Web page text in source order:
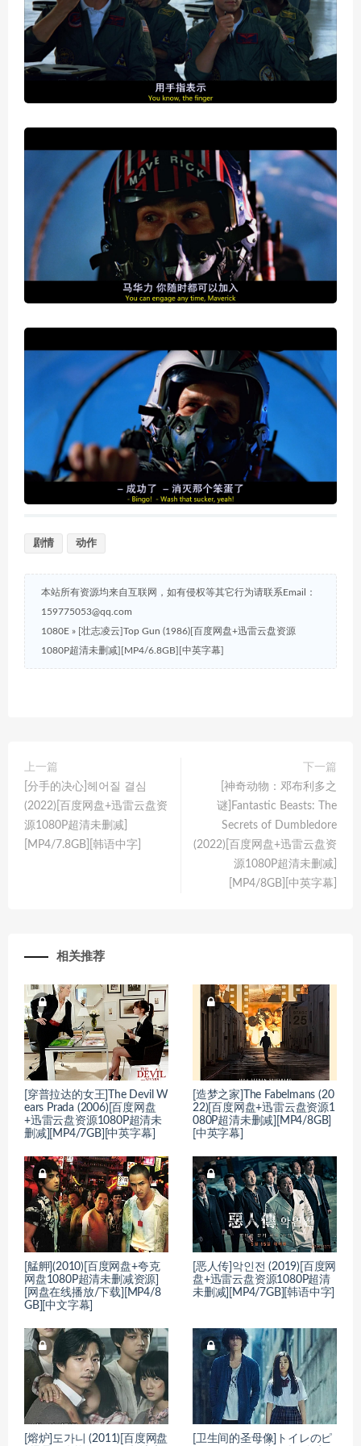
剧情 动作
本站所有资源均来自互联网，如有侵权等其它行为请联系Email：
159775053@qq.com
1080E » [壮志凌云]Top Gun (1986)[百度网盘+迅雷云盘资源
1080P超清未删减][MP4/6.8GB][中英字幕]
上一篇
[分手的决心]헤어질 결심
(2022)[百度网盘+迅雷云盘资
源1080P超清未删减]
[MP4/7.8GB][韩语中字]
下一篇
[神奇动物：邓布利多之
谜]Fantastic Beasts: The
Secrets of Dumbledore
(2022)[百度网盘+迅雷云盘资
源1080P超清未删减]
[MP4/8GB][中英字幕]
相关推荐
[穿普拉达的女王]The Devil W
ears Prada (2006)[百度网盘
+迅雷云盘资源1080P超清未
删减][MP4/7GB][中英字幕]
[造梦之家]The Fabelmans (20
22)[百度网盘+迅雷云盘资源1
080P超清未删减][MP4/8GB]
[中英字幕]
[艋舺](2010)[百度网盘+夸克
网盘1080P超清未删减资源]
[网盘在线播放/下载][MP4/8
GB][中文字幕]
[恶人传]악인전 (2019)[百度网
盘+迅雷云盘资源1080P超清
未删减][MP4/7GB][韩语中字]
[熔炉]도가니 (2011)[百度网盘 [卫生间的圣母像]トイレのピ